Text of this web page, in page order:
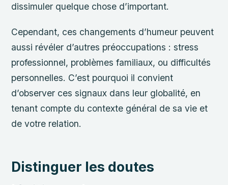
dissimuler quelque chose d’important.
Cependant, ces changements d’humeur peuvent
aussi révéler d’autres préoccupations : stress
professionnel, problèmes familiaux, ou difficultés
personnelles. C’est pourquoi il convient
d’observer ces signaux dans leur globalité, en
tenant compte du contexte général de sa vie et
de votre relation.
Distinguer les doutes